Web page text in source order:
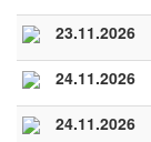
23.11.2026
24.11.2026
24.11.2026